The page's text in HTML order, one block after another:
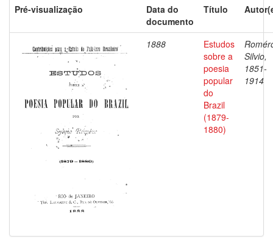
Pré-visualização
Data do
documento
Título
1888
Estudos
sobre a
poesia
popular
do
Brazil
(1879-
1880)
Silvio,
1851-
1914